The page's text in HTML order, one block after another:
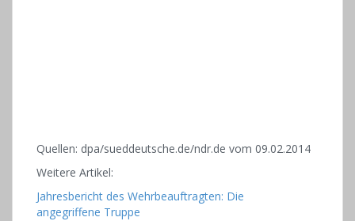
Quellen: dpa/sueddeutsche.de/ndr.de vom 09.02.2014
Weitere Artikel:
Jahresbericht des Wehrbeauftragten: Die
angegriffene Truppe